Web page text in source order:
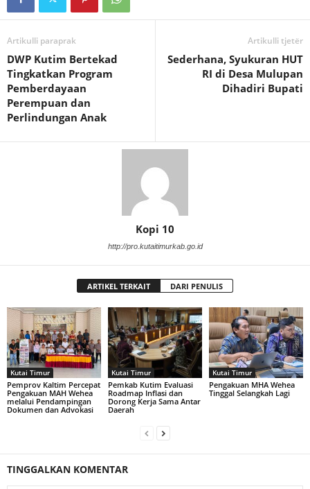
Artikulli paraprak
DWP Kutim Bertekad
Tingkatkan Program
Pemberdayaan
Perempuan dan
Perlindungan Anak
Artikulli tjetër
Sederhana, Syukuran HUT
RI di Desa Mulupan
Dihadiri Bupati
Kopi 10
http://pro.kutaitimurkab.go.id
ARTIKEL TERKAIT DARI PENULIS
Kutai Timur
Pemprov Kaltim Percepat
Pengakuan MAH Wehea
melalui Pendampingan
Dokumen dan Advokasi
Kutai Timur
Pemkab Kutim Evaluasi
Roadmap Inflasi dan
Dorong Kerja Sama Antar
Daerah
Kutai Timur
Pengakuan MHA Wehea
Tinggal Selangkah Lagi
TINGGALKAN KOMENTAR